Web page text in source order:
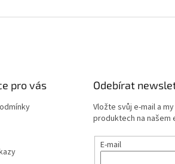
pro vás Odebírat
Vložte svůj e-mail a
produktech na našem
E-mail